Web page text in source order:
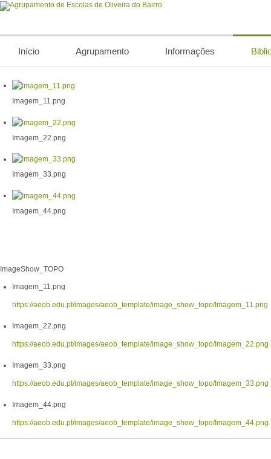
Início Agrupamento Informações
Imagem_11.png
Imagem_22.png
Imagem_33.png
Imagem_44.png
ImageShow_TOPO
Imagem_11.png
https://aeob.edu.pt/images/aeob_template/image_show_topo/Imagem_11.png
Imagem_22.png
https://aeob.edu.pt/images/aeob_template/image_show_topo/Imagem_22.png
Imagem_33.png
https://aeob.edu.pt/images/aeob_template/image_show_topo/Imagem_33.png
Imagem_44.png
https://aeob.edu.pt/images/aeob_template/image_show_topo/Imagem_44.png